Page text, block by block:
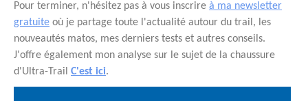
Pour terminer, n'hésitez pas à vous inscrire à ma newsletter
gratuite où je partage toute l'actualité autour du trail, les
nouveautés matos, mes derniers tests et autres conseils.
J'offre également mon analyse sur le sujet de la chaussure
d'Ultra-Trail C'est ici.